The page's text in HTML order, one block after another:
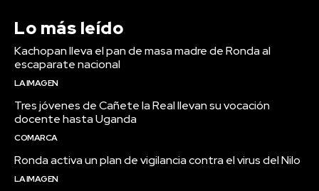
Lo más leído
Kachopan lleva el pan de masa madre de Ronda al
escaparate nacional
LA IMAGEN
Tres jóvenes de Cañete la Real llevan su vocación
docente hasta Uganda
COMARCA
Ronda activa un plan de vigilancia contra el virus del Nilo
LA IMAGEN